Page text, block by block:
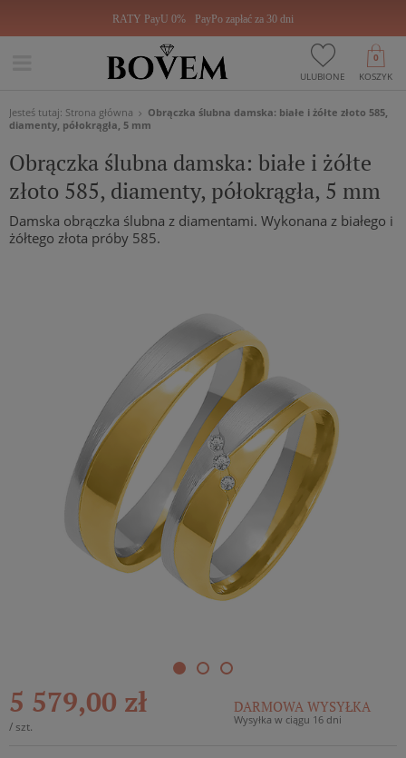
RATY PayU 0% PayPo zapłać za 30 dni
ULUBIONE KOSZYK
0
Jesteś tutaj: Strona główna
Obrączka ślubna damska: białe i żółte złoto 585,
diamenty, półokrągła, 5 mm
Obrączka ślubna damska: białe i żółte
złoto 585, diamenty, półokrągła, 5 mm
Damska obrączka ślubna z diamentami. Wykonana z białego i
żółtego złota próby 585.
5 579,00 zł
/ szt.
DARMOWA WYSYŁKA
Wysyłka w ciągu 16 dni